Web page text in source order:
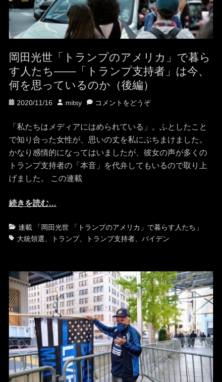
岡田光世「トランプのアメリカ」で暮ら
す人たち——「トランプ支持者」は今、
何を思っているのか（後編）
投
日
2020/11/16
投
者
mitsy コメントをどうぞ
「私たちはメディアにはめられている」。ふとしたこと
で知り合った女性が、思いの丈を私にぶちまけました。
かなり感情的になってはいましたが、彼女の声が多くの
トランプ支持者の「本音」を代弁してもいるので取り上
げました。 この連載
続きを読む…
カ
テ
ー
連載 「岡田光世 「トランプのアメリカ」で暮らす人たち」
大統領選、 トランプ、 トランプ支持者、 バイデン